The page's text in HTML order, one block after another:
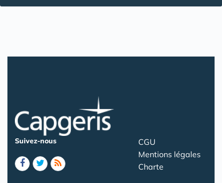
Suivez-nous
CGU
Mentions légales
Charte